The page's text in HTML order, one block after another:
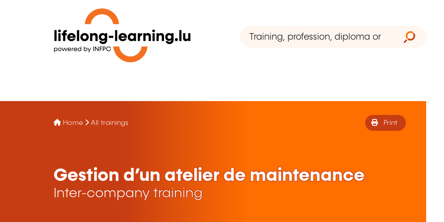
Home All trainings Print
Gestion d’un atelier de maintenance
Inter-company training